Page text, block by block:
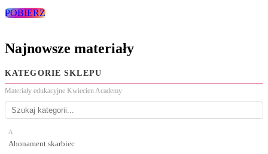
POBIERZ
Najnowsze materiały
KATEGORIE SKLEPU
Materiały edukacyjne Kwiecien Academy
A
Abonament skarbiec